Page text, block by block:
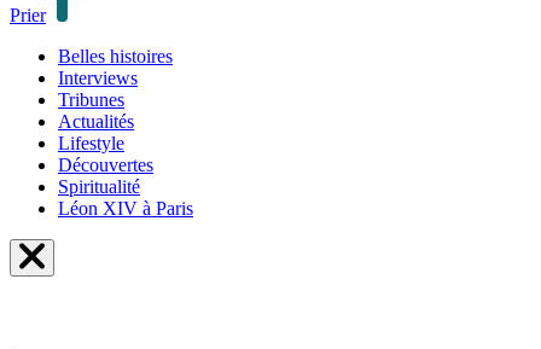
Prier
Belles histoires
Interviews
Tribunes
Actualités
Lifestyle
Découvertes
Spiritualité
Léon XIV à Paris